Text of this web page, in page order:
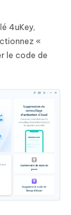
4uKey,
«
le code de